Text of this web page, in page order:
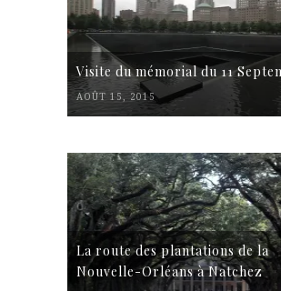
Visite du mémorial du 11
AOÛT 15, 2015
La route des plantations de la
Nouvelle-Orléans à Natchez